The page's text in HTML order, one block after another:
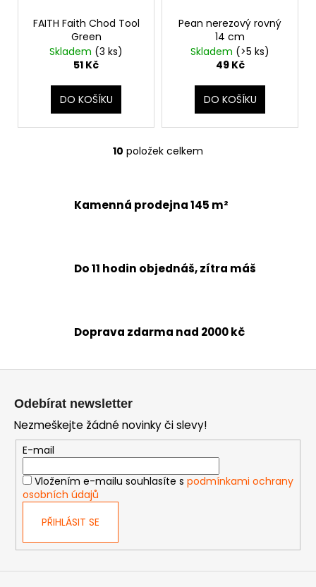
FAITH Faith Chod Tool
Green
Skladem (3 ks)
51 Kč
DO KOŠÍKU
Pean nerezový rovný
14 cm
Skladem (>5 ks)
49 Kč
DO KOŠÍKU
O
á
í
k
s
u
10 položek celkem
Kamenná prodejna 145 m²
Do 11 hodin objednáš, zítra máš
Doprava zdarma nad 2000 kč
Odebírat newsletter
Nezmeškejte žádné novinky či slevy!
E-mail
Vložením e-mailu souhlasíte s podmínkami ochrany
osobních údajů
PŘIHLÁSIT SE